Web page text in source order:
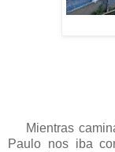
Mientras
Paulo nos iba